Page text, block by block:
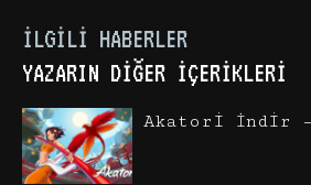
İLGILI HABERLER
YAZARIN DIĞER İÇERIKLERI
Akatori İndir –